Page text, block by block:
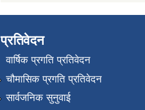
प्रतिवेदन
वार्षिक प्रगति प्रतिवेदन
चौमासिक प्रगति प्रतिवेदन
सार्वजनिक सुनुवाई